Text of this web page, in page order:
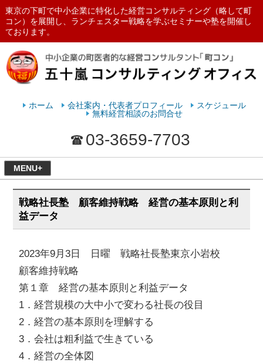
東京の下町で中小企業に特化した経営コンサルティング（略して町
コン）を展開し、ランチェスター戦略を学ぶセミナーや塾を開催し
ております。
ランチェスターの法則を学ぶなら
ホーム 会社案内・代表者プロフィール
スケジュール
無料経営相談のお問合せ
03-3659-7703
MENU+
戦略社長塾 顧客維持戦略 経営の基本原則と利
益データ
2023年9月3日 日曜 戦略社長塾東京小岩校
顧客維持戦略
第１章 経営の基本原則と利益データ
1．経営規模の大中小で変わる社長の役目
2．経営の基本原則を理解する
3．会社は粗利益で生きている
4．経営の全体図